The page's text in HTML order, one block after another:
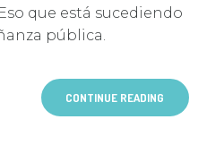
que está sucediendo
pública.
CONTINUE READING